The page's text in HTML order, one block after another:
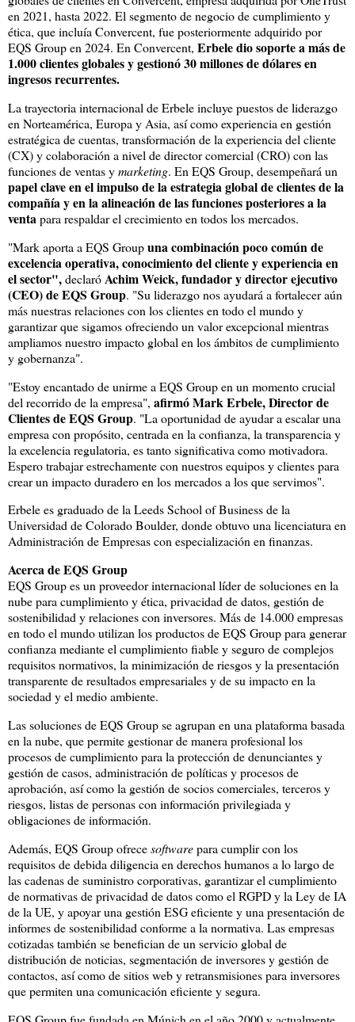
en 2021, hasta 2022. El segmento de negocio de cumplimiento y
ética, que incluía Convercent, fue posteriormente adquirido por
EQS Group en 2024. En Convercent, Erbele dio soporte a más de
1.000 clientes globales y gestionó 30 millones de dólares en
ingresos recurrentes.
La trayectoria internacional de Erbele incluye puestos de liderazgo
en Norteamérica, Europa y Asia, así como experiencia en gestión
estratégica de cuentas, transformación de la experiencia del cliente
(CX) y colaboración a nivel de director comercial (CRO) con las
funciones de ventas ymarketing. En EQS Group, desempeñará un
papel clave en el impulso de la estrategia global de clientes de la
compañía y en la alineación de las funciones posteriores a la
ventapara respaldar el crecimiento en todos los mercados.
"Mark aporta a EQS Groupuna combinación poco común de
excelencia operativa, conocimiento del cliente y experiencia en
el sector",declaróAchim Weick, fundador y director ejecutivo
(CEO) de EQS Group. "Su liderazgo nos ayudará a fortalecer aún
más nuestras relaciones con los clientes en todo el mundo y
garantizar que sigamos ofreciendo un valor excepcional mientras
ampliamos nuestro impacto global en los ámbitos de cumplimiento
y gobernanza".
"Estoy encantado de unirme a EQS Group en un momento crucial
del recorrido de la empresa", afirmó Mark Erbele, Director de
Clientes de EQS Group. "La oportunidad de ayudar a escalar una
empresa con propósito, centrada en la confianza, la transparencia y
la excelencia regulatoria, es tanto significativa como motivadora.
Espero trabajar estrechamente con nuestros equipos y clientes para
crear un impacto duradero en los mercados a los que servimos".
Erbele es graduado de la Leeds School of Business de la
Universidad de Colorado Boulder, donde obtuvo una licenciatura en
Administración de Empresas con especialización en finanzas.
Acerca de EQS Group
EQS Group es un proveedor internacional líder de soluciones en la
nube para cumplimiento y ética, privacidad de datos, gestión de
sostenibilidad y relaciones con inversores. Más de 14.000 empresas
en todo el mundo utilizan los productos de EQS Group para generar
confianza mediante el cumplimiento fiable y seguro de complejos
requisitos normativos, la minimización de riesgos y la presentación
transparente de resultados empresariales y de su impacto en la
sociedad y el medio ambiente.
Las soluciones de EQS Group se agrupan en una plataforma basada
en la nube, que permite gestionar de manera profesional los
procesos de cumplimiento para la protección de denunciantes y
gestión de casos, administración de políticas y procesos de
aprobación, así como la gestión de socios comerciales, terceros y
riesgos, listas de personas con información privilegiada y
obligaciones de información.
Además, EQS Group ofrecesoftwarepara cumplir con los
requisitos de debida diligencia en derechos humanos a lo largo de
las cadenas de suministro corporativas, garantizar el cumplimiento
de normativas de privacidad de datos como el RGPD y la Ley de IA
de la UE, y apoyar una gestión ESG eficiente y una presentación de
informes de sostenibilidad conforme a la normativa. Las empresas
cotizadas también se benefician de un servicio global de
distribución de noticias, segmentación de inversores y gestión de
contactos, así como de sitios web y retransmisiones para inversores
que permiten una comunicación eficiente y segura.